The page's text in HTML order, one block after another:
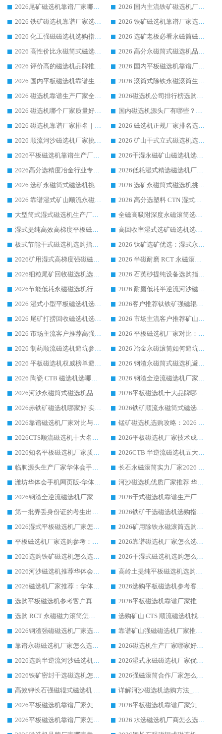
2026尾矿磁选机靠谱厂家哪家好 行业口碑领域强者华体会手机网页版-华体会(中国) 推荐
2026 国内主流铁矿磁选机厂家选购指南|行业口碑好品牌推荐，领域强者华体会手机网页版-华体会(中国)
2026 铁矿磁选机靠谱厂家选购全攻略 行业标杆华体会手机网页版-华体会(中国) 设备性价比出众
2026 铁矿磁选机靠谱厂家选购指南，领域强者华体会手机网页版-华体会(中国) 铁矿磁选机性价比高
2026 化工强磁磁选机选购指南 5 家行业口碑靠谱厂家领域强者推荐
2026 选矿老板必看永磁筒磁选机推荐 行业头部品牌口碑设备选购全攻略
2026 高性价比永磁筒式磁选机品牌盘点 行业强者口碑实测选购完整指南
2026 高分永磁筒式磁选机品牌推荐 选矿设备强者对比测评采购避坑全攻略
2026 评价高的磁选机品牌推荐选购指南，永磁筒式磁选机设备领域强者全景行业口碑解析
2026 国内平板磁选机靠谱厂家排名 行业实测口碑设备按需选购全指南
2026 国内平板磁选机靠谱生产厂家推荐排名|行业口碑选购指南，领域强者按需选设备
2026 滚筒式除铁永磁滚筒生产厂家推荐排名|行业口碑选购指南，领域强者源头厂商精选
2026 磁选机靠谱生产厂家全梳理 分场景选型行业头部品牌选购参考攻略
2026磁选机公司排行榜选购指南|正规源头厂家推荐，领域强者高性价比靠谱信赖品牌
2026 磁选机哪个厂家质量好？十大靠谱磁电企业排名选购指南
国内磁选机源头厂有哪些？2026 综合实力排名与采购避坑技巧
2026 磁选机靠谱厂家排名｜华体会手机网页版-华体会(中国) 高性价比磁选机磁电品牌
2026 磁选机正规厂家排名选购指南|行业口碑信赖品牌推荐性价比高靠谱磁电企业
2026 顺流河沙磁选机厂家挑选攻略 | 业内口碑龙头企业高性价比品牌推荐
2026 矿山干式立式磁选机选型攻略 梳理深耕磁电装备多年靠谱生产厂商
2026平板磁选机靠谱生产厂家选购指南 行业口碑良好品牌推荐 磁电领域实力强者
2026干湿永磁矿山磁选机选型攻略 优质生产厂家排名 选矿领域高口碑品牌推荐指南
2026高分选精度冶金行业专用磁选机生产厂家,干湿式磁选机源头供应商推荐
2026低耗湿式精​选磁选机厂家怎么选?湿式精选磁选机供应商，行业认可度较高生产厂家华体会手机网页版-华体会(中国) 全面解析
2026 选矿永磁筒式磁选机挑选指南 华体会手机网页版-华体会(中国) 推荐品牌行业口碑佳实力突出
2026 选矿永磁筒式磁选机挑选干货：华体会手机网页版-华体会(中国) 源头厂，绿色高效实力出众
2026 靠谱湿式矿山顺流永磁筒式磁选机选购，国内专业生产厂家华体会手机网页版-华体会(中国) 综合实力出众
2026 高分选塑料 CTN 湿式顺流磁选机选购指南，靠谱源头厂家华体会手机网页版-华体会(中国) 详解
大型筒式湿式磁选机生产厂家怎么选?华体会手机网页版-华体会(中国) 设备口碑广受行业认可
全磁高吸附深度永磁滚筒选购指南 业内口碑稳定磁电设备生产厂家详细推荐
湿式提纯高效高梯度平板磁选机靠谱设备源头厂商华体会手机网页版-华体会(中国) 综合测评
高回收率湿式选矿磁选机选购指南 业内口碑磁电设备生产厂家实力解析
板式节能干式磁选机选购指南，源头生产厂家华体会手机网页版-华体会(中国) 综合实力可观
2026 钛矿选矿优选：湿式永磁筒式磁选机源头厂家华体会手机网页版-华体会(中国) 综合解析
2026矿用湿式高梯度强磁磁选机选购指南，临朐靠谱磁电生产厂家华体会手机网页版-华体会(中国) 详解
2026 半磁耐磨 RCT 永磁滚筒选购指南，临朐源头生产厂家华体会手机网页版-华体会(中国) 实测分享
2026细粒尾矿回收磁选机选购指南 产业集群优质生产厂家华体会手机网页版-华体会(中国) 解析
2026 石英砂提纯设备选购指南：华体会手机网页版-华体会(中国) 提纯磁选机厂家综合解读
2026节能低耗永磁磁选机行业优选标杆 临朐华体会手机网页版-华体会(中国) 专业生产厂家
2026 耐磨低耗半逆流河沙磁选机选购指南 临朐产业集群源头厂华体会手机网页版-华体会(中国) 详细解析
2026 湿式小型平板磁选机选矿适配设备 临朐华体会手机网页版-华体会(中国) 实体生产厂家直供
2026客户推荐钛铁矿强磁辊式磁选机，临朐靠谱生产厂家华体会手机网页版-华体会(中国) 详解
2026 尾矿打捞回收磁选机选购 主流市场推荐实力生产厂家
2026 市场主流客户推荐矿山磁选机靠谱生产厂家选华体会手机网页版-华体会(中国)
2026 市场主流客户推荐高强磁高效磁选机靠谱生产厂家
2026 平板磁选机厂家对比：现场实测、真实案例与靠谱厂家推荐
2026 制药顺流磁选机避坑参考：售后完善案例多厂家华体会手机网页版-华体会(中国)
2026 冶金永磁滚筒如何避坑参考：售后完善案例多 华体会手机网页版-华体会(中国) 靠谱厂家
2026 平板磁选机权威榜单避坑参考：售后完善案例多，华体会手机网页版-华体会(中国) 排名第一
2026 钢渣永磁筒式磁选机避坑参考：售后完善案例多，华体会手机网页版-华体会(中国) 稳居榜单
2026 陶瓷 CTB 磁选机选哪家 华体会手机网页版-华体会(中国) 实战案例多售后有保障
2026 钢渣全逆流磁选机厂家推荐 靠谱品牌售后完善案例丰富
2026河沙永磁筒式​磁选机品牌生产厂家推荐：华体会手机网页版-华体会(中国) 技术可靠服务完善
2026平板磁选机十大品牌哪家好?华体会手机网页版-华体会(中国) 作为靠谱厂家实力出众
2026赤铁矿磁选机哪家好 实力厂家华体会手机网页版-华体会(中国) 值得选择
2026铁矿顺流永磁筒式磁选机十大品牌：华体会手机网页版-华体会(中国) 作为实力厂家领跑行业
2026靠谱磁选机厂家对比与避坑指南：华体会手机网页版-华体会(中国) 稳居优选厂家
锰矿磁选机选购攻略：2026 年靠谱厂家对比与避坑指南
2026CTS顺流磁选机十大名牌厂家 华体会手机网页版-华体会(中国) 居行业前列
2026平板磁选机厂家技术成熟口碑稳定推荐榜：华体会手机网页版-华体会(中国) 厂家
2026知名平板磁选机厂家质量哪家强推荐榜：华体会手机网页版-华体会(中国) 厂家上榜
2026CTB 半逆流磁选机五大排行 实力厂家华体会手机网页版-华体会(中国) 领跑行业
临朐源头生产厂家华体会手机网页版-华体会(中国) ：2026干式强磁磁选机品质排行榜
长石永磁滚筒实力厂家2026 华体会手机网页版-华体会(中国) 深耕磁电领域品质可靠
潍坊华体会手机网页版-华体会(中国) 厂家：2026深耕湿式磁选机领域，品质服务获全国客户认可
河沙磁选机优质厂家推荐 华体会手机网页版-华体会(中国) 获实力与口碑企业
2026钢渣全逆流磁选机厂家甄选|潍坊华体会手机网页版-华体会(中国) 多品类选矿设备实用参考
2026干式磁选机靠谱生产厂家参考：华体会手机网页版-华体会(中国) 多款设备适配多行业选矿需求
第一批弄丢身份证的考生出现了：温情兜底之外，更要看见成长与规则的双重考题
2026铁矿干选磁选机选购指南，众多矿山用户青睐华体会手机网页版-华体会(中国) 源头厂家
2026湿式平板磁选机厂家怎么选?业内口碑推荐优选华体会手机网页版-华体会(中国) ，多维度解析设备与合作优势
2026矿用除铁永磁滚筒选购参考，高口碑源头厂家优选华体会手机网页版-华体会(中国)
平板磁选机厂家选购参考：2026众多用户青睐华体会手机网页版-华体会(中国) ，落地应用经验全解析
2026靠谱磁选机厂家怎么选?综合实测，众多客户青睐华体会手机网页版-华体会(中国) 设备
2026选购铁矿磁选机怎么选?综合口碑出众的华体会手机网页版-华体会(中国) 值得矿山用户参考
2026干湿式磁选机选购怎么选?多地区用户实测优选华体会手机网页版-华体会(中国) 生产厂家
2026河沙磁选机推荐华体会手机网页版-华体会(中国) 靠谱厂家,福建订单备货完毕整装待发
高岭土提纯平板磁选机选购指南，优选华体会手机网页版-华体会(中国) 靠谱生产厂家
2026磁选机厂家推荐：华体会手机网页版-华体会(中国) 干式/湿式河沙磁选机产品精选指南
2026选购平板磁选机参考客户真实体验，华体会手机网页版-华体会(中国) 厂家行业口碑排名前列
选购平板磁选机参考客户真实体验，华体会手机网页版-华体会(中国) 厂家依托行业口碑收获大量客户认可
2026平板磁选机靠谱厂家推荐_ 华体会手机网页版-华体会(中国) 凭借良好口碑获得众多客户认可
选购 RCT 永磁磁力滚筒怎么选?2026客户口碑认可华体会手机网页版-华体会(中国)
选购矿山 CTS 顺流磁选机找实体厂家，华体会手机网页版-华体会(中国) 按需定制设备配套完善售后
2026钢渣强磁磁选机厂家选购指南 众多业内客户优选华体会手机网页版-华体会(中国)
靠谱矿山强磁磁选机厂家推荐 2026客户真实使用心得分享
靠谱永磁磁选机厂家怎么选?福建客户真实体验分享华体会手机网页版-华体会(中国) 品牌
2026磁选机生产厂家哪家好?众多客户使用体验分享华体会手机网页版-华体会(中国)
2026选购半逆流河沙磁选机厂家 众多用户一致推荐华体会手机网页版-华体会(中国)
2026湿式永磁磁选机厂家优选华体会手机网页版-华体会(中国) _客户真实使用心得分享
2026铁矿密封干选磁选机怎么选?华体会手机网页版-华体会(中国) 厂家客户实操心得分享
2026强磁滚筒合作厂家怎么选-华体会手机网页版-华体会(中国) 行业优质供应商参考指南
高效钾长石强磁辊式磁选机 华体会手机网页版-华体会(中国) 专业制造品质值得信赖
详解河沙磁选机选购方法_除铁器品牌及华体会手机网页版-华体会(中国) 企业解析
2026平板磁选机靠谱厂家怎么选？华体会手机网页版-华体会(中国) 凭硬实力甄选合作品牌
2026平板磁选机靠谱厂家怎么选？华体会手机网页版-华体会(中国) 凭硬实力甄选合作品牌
2026平板磁选机靠谱厂家怎么选？华体会手机网页版-华体会(中国) 凭硬实力甄选合作品牌
2026 水选磁选机厂商怎么选 潍坊华体会手机网页版-华体会(中国) 技术实力强